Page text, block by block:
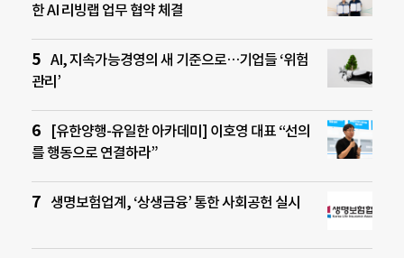
한 AI 리빙랩 업무 협약 체결
AI, 지속가능경영의 새 기준으로…기업들 ‘위험
관리’
[유한양행-유일한 아카데미] 이호영 대표 “선의
를 행동으로 연결하라”
생명보험업계, ‘상생금융’ 통한 사회공헌 실시